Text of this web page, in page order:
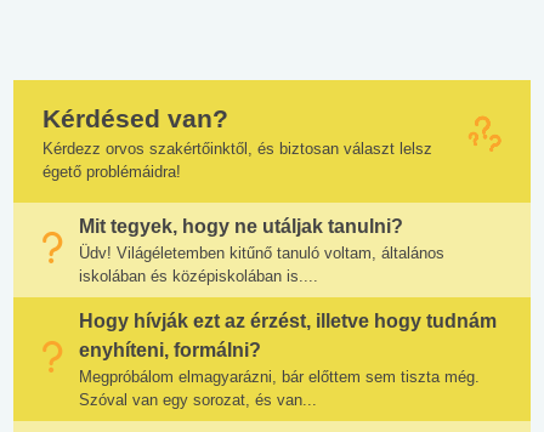
Kérdésed van?
Kérdezz orvos szakértőinktől, és biztosan választ lelsz
égető problémáidra!
Mit tegyek, hogy ne utáljak tanulni?
Üdv! Világéletemben kitűnő tanuló voltam, általános
iskolában és középiskolában is....
Hogy hívják ezt az érzést, illetve hogy tudnám
enyhíteni, formálni?
Megpróbálom elmagyarázni, bár előttem sem tiszta még.
Szóval van egy sorozat, és van...